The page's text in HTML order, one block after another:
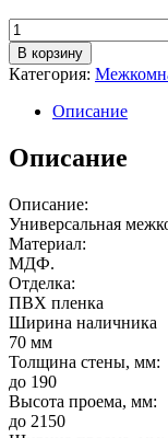
Количество
товара
Арка
Лесма
Милано
белая
эмаль
В корзину
Категория:
Описание
Описание
Описание:
Универсальная
Материал:
МДФ.
Отделка:
ПВХ пленка
Ширина наличника
70 мм
Толщина стены, мм:
до 190
Высота проема, мм:
до 2150